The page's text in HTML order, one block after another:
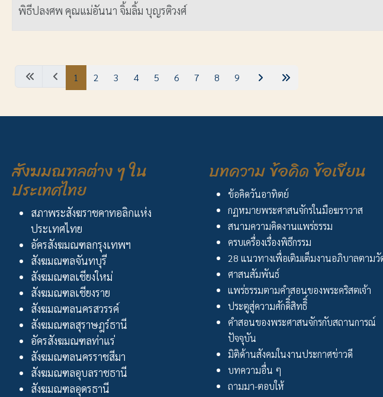
พิธีปลงศพ คุณแม่อันนา จิ้มลิ้ม บุญรติวงศ์
1 2 3 4 5 6 7 8 9
สังฆมณฑลต่าง ๆ ใน
ประเทศไทย
สภาพระสังฆราชคาทอลิกแห่ง
ประเทศไทย
อัครสังฆมณฑลกรุงเทพฯ
สังฆมณฑลจันทบุรี
สังฆมณฑลเชียงใหม่
สังฆมณฑลเชียงราย
สังฆมณฑลนครสวรรค์
สังฆมณฑลสุราษฎร์ธานี
อัครสังฆมณฑลท่าแร่
สังฆมณฑลนครราชสีมา
สังฆมณฑลอุบลราชธานี
สังฆมณฑลอุดรธานี
บทความ ข้อคิด ข้อเขียน
ข้อคิดวันอาทิตย์
กฏหมายพระศาสนจักรในมือฆราวาส
สนามความคิดงานแพร่ธรรม
ครบเครื่องเรื่องพิธีกรรม
28 แนวทางเพื่อเติมเต็มงานอภิบาลตามวั
ศาสนสัมพันธ์
แพร่ธรรมตามคำสอนของพระคริสตเจ้า
ประตูสู่ความศักดิิ์สิทธิิ์
คำสอนของพระศาสนจักรกับสถานการณ์
ปัจจุบัน
มิติด้านสังคมในงานประกาศข่าวดี
บทความอื่น ๆ
ถามมา-ตอบให้